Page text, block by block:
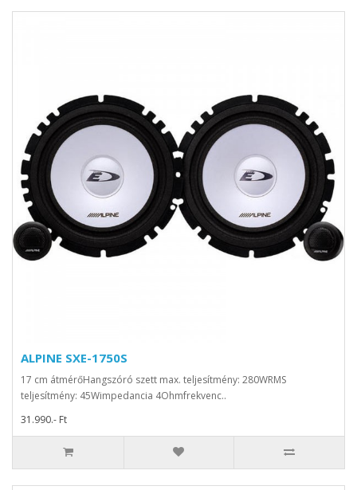
ALPINE SXE-1750S
17 cm átmérőHangszóró szett max. teljesítmény: 280WRMS
teljesítmény: 45Wimpedancia 4Ohmfrekvenc..
31.990.- Ft